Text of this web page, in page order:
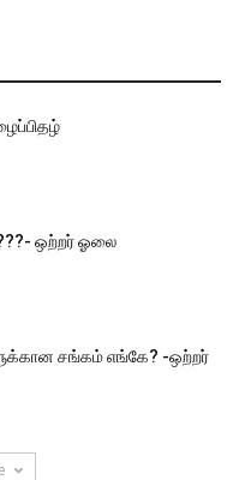
ஒற்றர் ஓலை
சங்கம் எங்கே? -ஒற்றர்